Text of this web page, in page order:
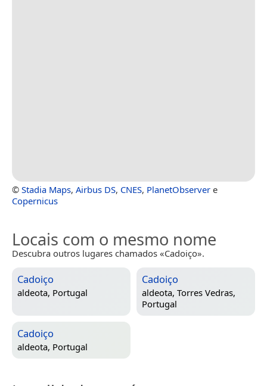
© Stadia Maps, Airbus DS, CNES, PlanetObserver e
Copernicus
Locais com o mesmo nome
Descubra outros lugares chamados «Cadoiço».
Cadoiço
aldeota, Portugal
Cadoiço
aldeota, Torres Vedras,
Portugal
Cadoiço
aldeota, Portugal